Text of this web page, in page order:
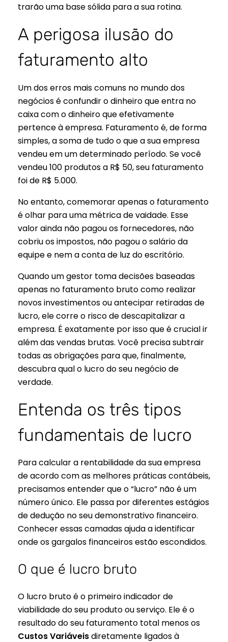
trarão uma base sólida para a sua rotina.
A perigosa ilusão do
faturamento alto
Um dos erros mais comuns no mundo dos
negócios é confundir o dinheiro que entra no
caixa com o dinheiro que efetivamente
pertence à empresa. Faturamento é, de forma
simples, a soma de tudo o que a sua empresa
vendeu em um determinado período. Se você
vendeu 100 produtos a R$ 50, seu faturamento
foi de R$ 5.000.
No entanto, comemorar apenas o faturamento
é olhar para uma métrica de vaidade. Esse
valor ainda não pagou os fornecedores, não
cobriu os impostos, não pagou o salário da
equipe e nem a conta de luz do escritório.
Quando um gestor toma decisões baseadas
apenas no faturamento bruto como realizar
novos investimentos ou antecipar retiradas de
lucro, ele corre o risco de descapitalizar a
empresa. É exatamente por isso que é crucial ir
além das vendas brutas. Você precisa subtrair
todas as obrigações para que, finalmente,
descubra qual o lucro do seu negócio de
verdade.
Entenda os três tipos
fundamentais de lucro
Para calcular a rentabilidade da sua empresa
de acordo com as melhores práticas contábeis,
precisamos entender que o “lucro” não é um
número único. Ele passa por diferentes estágios
de dedução no seu demonstrativo financeiro.
Conhecer essas camadas ajuda a identificar
onde os gargalos financeiros estão escondidos.
O que é lucro bruto
O lucro bruto é o primeiro indicador de
viabilidade do seu produto ou serviço. Ele é o
resultado do seu faturamento total menos os
Custos Variáveisdiretamente ligados à